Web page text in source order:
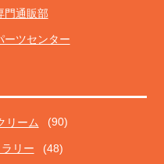
門通販部
ーツセンター
リーム (90)
リー (48)